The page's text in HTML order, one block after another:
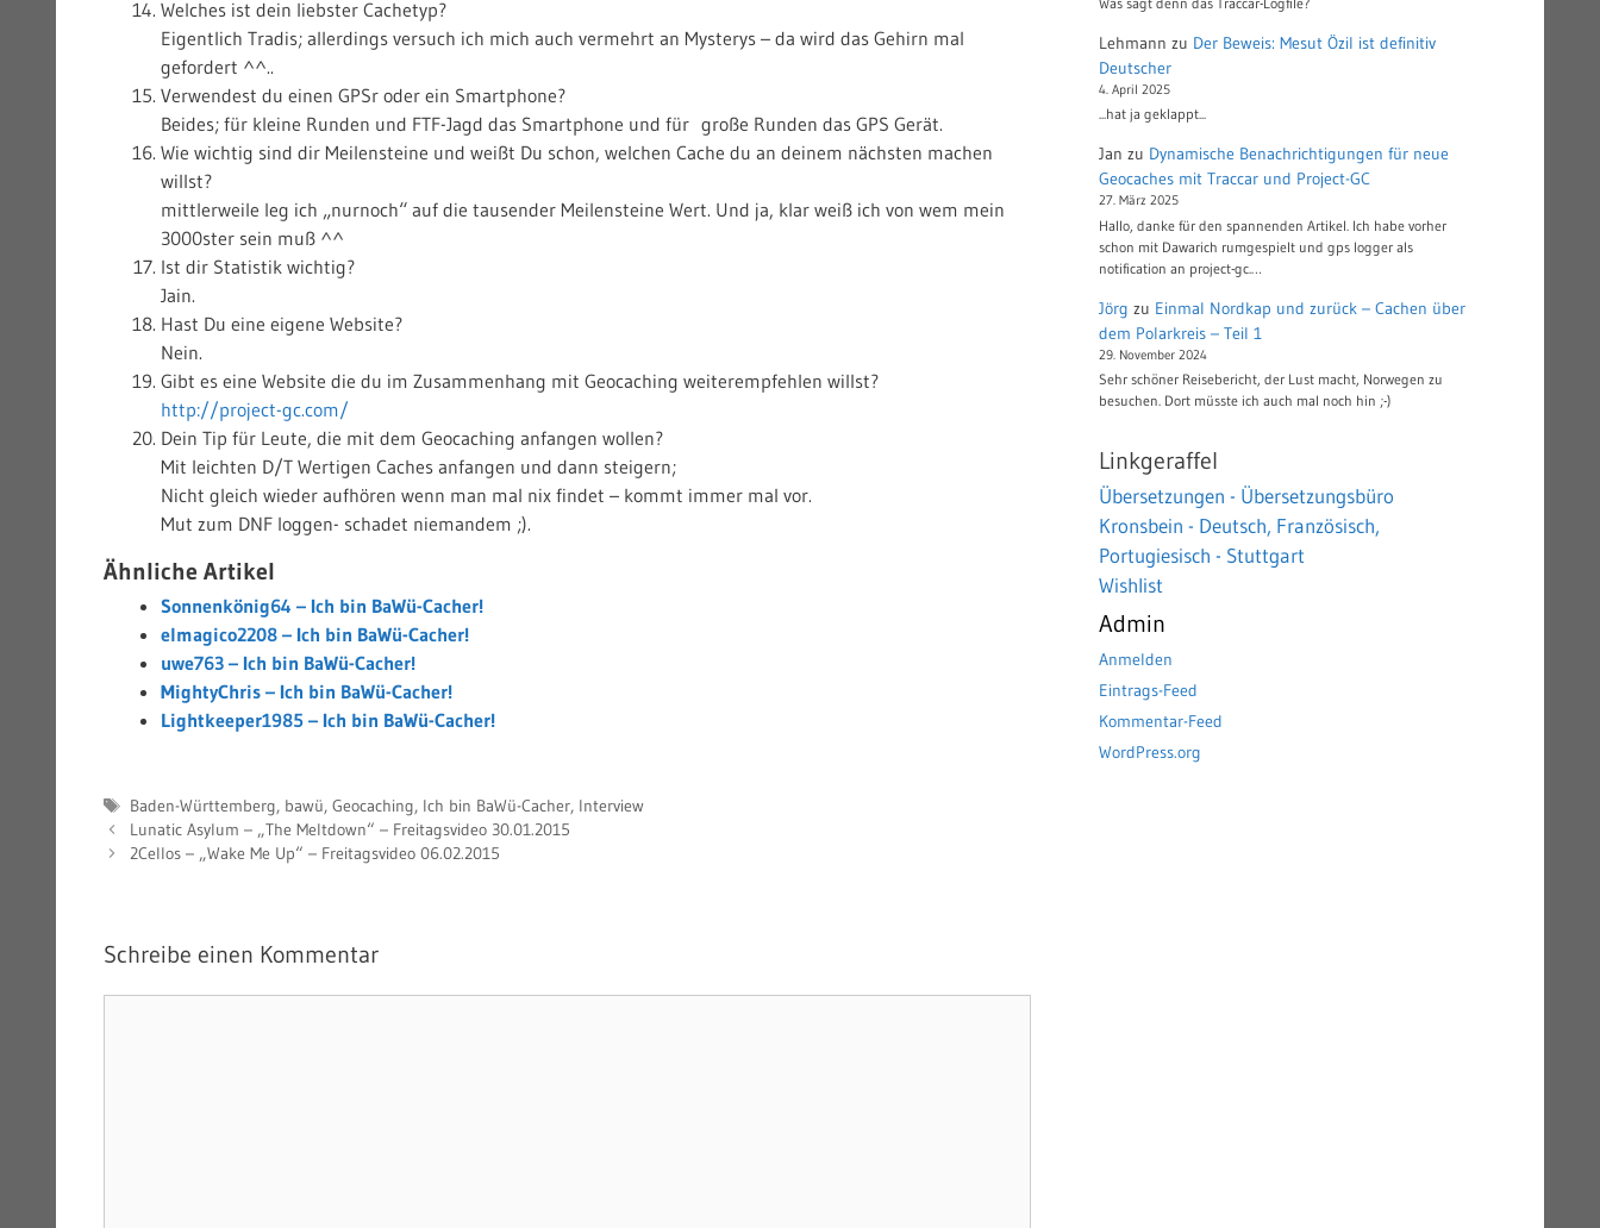
Welches ist dein liebster Cachetyp?
Eigentlich Tradis; allerdings versuch ich mich auch vermehrt an Mysterys – da wird das Gehirn mal
gefordert ^^..
Verwendest du einen GPSr oder ein Smartphone?
Beides; für kleine Runden und FTF-Jagd das Smartphone und für große Runden das GPS Gerät.
Wie wichtig sind dir Meilensteine und weißt Du schon, welchen Cache du an deinem nächsten machen
willst?
mittlerweile leg ich „nurnoch“ auf die tausender Meilensteine Wert. Und ja, klar weiß ich von wem mein
3000ster sein muß ^^
Ist dir Statistik wichtig?
Jain.
Hast Du eine eigene Website?
Nein.
Gibt es eine Website die du im Zusammenhang mit Geocaching weiterempfehlen willst?
http://project-gc.com/
Dein Tip für Leute, die mit dem Geocaching anfangen wollen?
Mit leichten D/T Wertigen Caches anfangen und dann steigern;
Nicht gleich wieder aufhören wenn man mal nix findet – kommt immer mal vor.
Mut zum DNF loggen- schadet niemandem ;).
Ähnliche Artikel
Sonnenkönig64 – Ich bin BaWü-Cacher!
elmagico2208 – Ich bin BaWü-Cacher!
uwe763 – Ich bin BaWü-Cacher!
MightyChris – Ich bin BaWü-Cacher!
Lightkeeper1985 – Ich bin BaWü-Cacher!
Schlagwörter
Baden-Württemberg, bawü, Geocaching, Ich bin BaWü-Cacher, Interview
Lunatic Asylum – „The Meltdown“ – Freitagsvideo 30.01.2015
2Cellos – „Wake Me Up“ – Freitagsvideo 06.02.2015
Schreibe einen Kommentar
Lehmann zu Der Beweis: Mesut Özil ist definitiv
Deutscher
4. April 2025
...hat ja geklappt...
Jan zu Dynamische Benachrichtigungen für neue
Geocaches mit Traccar und Project-GC
27. März 2025
Hallo, danke für den spannenden Artikel. Ich habe vorher
schon mit Dawarich rumgespielt und gps logger als
notification an project-gc.…
Jörg zu Einmal Nordkap und zurück – Cachen über
dem Polarkreis – Teil 1
29. November 2024
Sehr schöner Reisebericht, der Lust macht, Norwegen zu
besuchen. Dort müsste ich auch mal noch hin ;-)
Linkgeraffel
Übersetzungen - Übersetzungsbüro
Kronsbein - Deutsch, Französisch,
Portugiesisch - Stuttgart
Wishlist
Admin
Anmelden
Eintrags-Feed
Kommentar-Feed
WordPress.org